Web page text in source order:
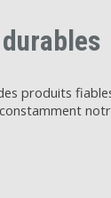
produits